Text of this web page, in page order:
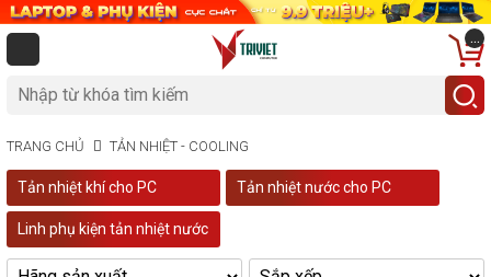
...
TRANG CHỦ TẢN NHIỆT - COOLING
Tản nhiệt khí cho PC Tản nhiệt nước cho PC
Linh phụ kiện tản nhiệt nước